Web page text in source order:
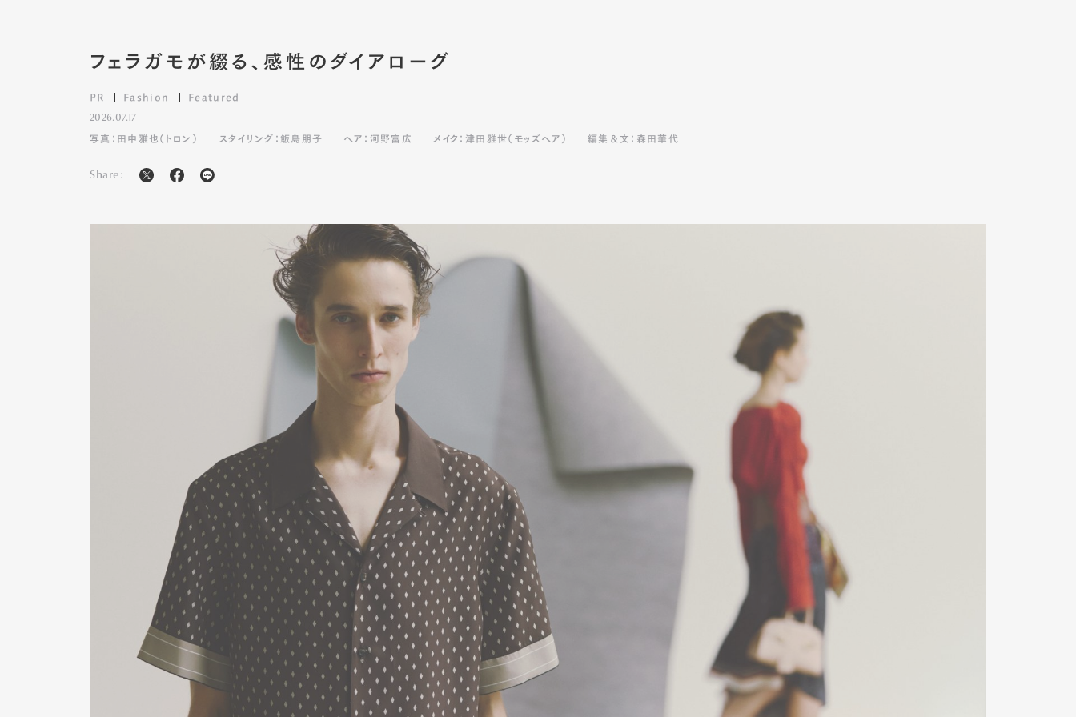
フェラガモが綴る、感性のダイアローグ
PR Fashion Featured
2026.07.17
写真：田中雅也（トロン） スタイリング：飯島朋子 ヘア：河野富広 メイク：津田雅世（モッズヘア） 編集＆文：森田華代
Share: